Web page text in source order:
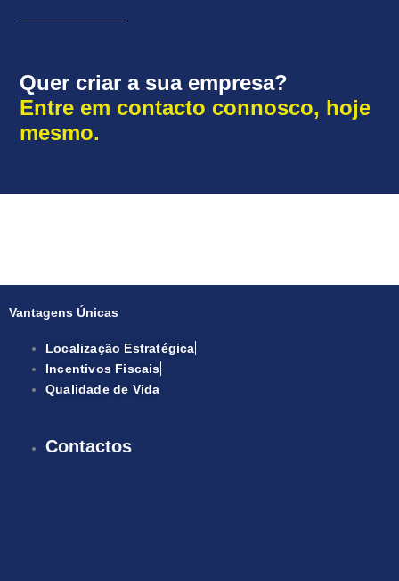
Quer criar a sua empresa?
Entre em contacto connosco, hoje
mesmo.
Vantagens Únicas
Localização Estratégica
Incentivos Fiscais
Qualidade de Vida
Contactos